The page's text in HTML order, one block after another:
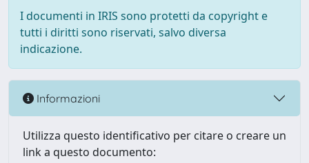
I documenti in IRIS sono protetti da copyright e
tutti i diritti sono riservati, salvo diversa
indicazione.
Informazioni
Utilizza questo identificativo per citare o creare un
link a questo documento: